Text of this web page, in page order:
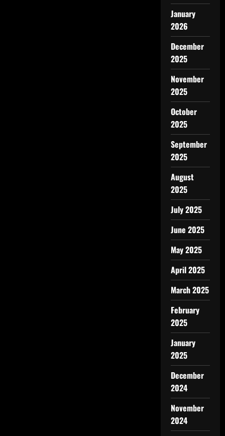
January
2026
December
2025
November
2025
October
2025
September
2025
August
2025
July 2025
June 2025
May 2025
April 2025
March 2025
February
2025
January
2025
December
2024
November
2024